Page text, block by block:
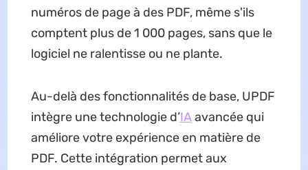
numéros de page à des PDF, même s'ils
comptent plus de 1 000 pages, sans que le
logiciel ne ralentisse ou ne plante.
Au-delà des fonctionnalités de base, UPDF
intègre une technologie d’IAavancée qui
améliore votre expérience en matière de
PDF. Cette intégration permet aux